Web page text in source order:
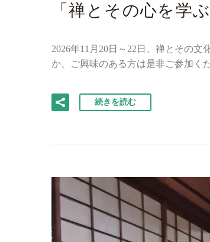
「禅とその心を
2026年11月20日～22日、禅とその
か、ご興味のある方は是非ご参加く
続きを読む